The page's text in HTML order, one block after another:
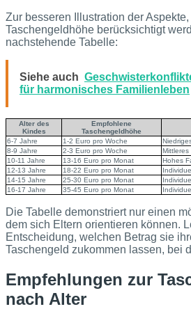
Zur besseren Illustration der
Taschengeldhöhe berücksichtigt
nachstehende Tabelle:
Siehe auch
für harmonisches Familienleben
Alter des
Kindes
Empfohlene
Taschengeldhöhe
6-7 Jahre
1-2 Euro pro Woche
8-9 Jahre
2-3 Euro pro Woche
10-11 Jahre
13-16 Euro pro Monat
Hohes
12-13 Jahre
18-22 Euro pro Monat
14-15 Jahre
25-30 Euro pro Monat
16-17 Jahre
35-45 Euro pro Monat
Die Tabelle demonstriert nur einen
dem sich Eltern orientieren können.
Entscheidung, welchen Betrag sie
Taschengeld zukommen lassen, bei
Empfehlungen zur
nach Alter